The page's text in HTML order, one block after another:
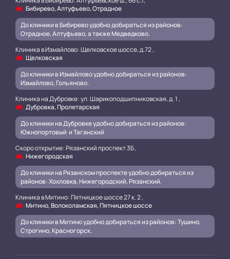
Бибирево, Алтуфьево, Отрадное
До клиники в Бибирево удобно добираться из районов:
Отрадное, Алтуфьево, а также Медведково.
Клиника в Измайлово: Щелковское шоссе, д.72 ,
Щелковская
До клиники в Измайлово удобно добираться из районов:
Измайлово, Гольяново.
Клиника на Дубровке: ул. Шарикоподшипниковская, д. 1 ,
Дубровка, Пролетарская
До клиники на Дубровке удобно добираться из районов:
Южнопортовый и Таганский.
Скоро открытие: Рязанский проспект 3Б ,
Нижегородская
До клиники на Рязанском проспекте удобно добираться из
районов: Хохловка, Нижегородский, Рязанский..
Клиника в Митино: Пятницкое шоссе 27 к. 2 ,
Митино, Волоколамская, Пятницкое шоссе
До клиники в Митино удобно добираться из районов: Тушино,
Строгино, Красногорск.